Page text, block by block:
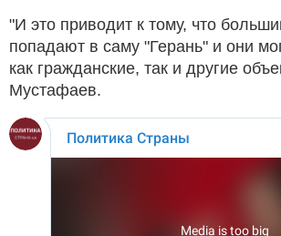
"И это приводит к тому, что
попадают в саму "Герань" и они
как гражданские, так и другие
Мустафаев.